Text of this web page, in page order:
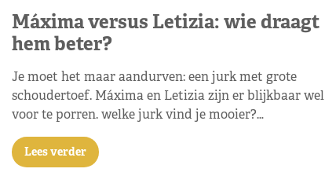
Máxima versus Letizia: wie draagt
hem beter?
Je moet het maar aandurven: een jurk met grote
schoudertoef. Máxima en Letizia zijn er blijkbaar wel
voor te porren. welke jurk vind je mooier?…
Lees verder